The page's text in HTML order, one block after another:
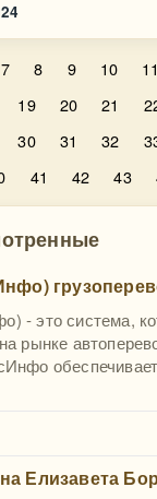
7 8 9 10 11
19 20 21
30 31 32
41 42 43
- это система,
рынке
Елизавета